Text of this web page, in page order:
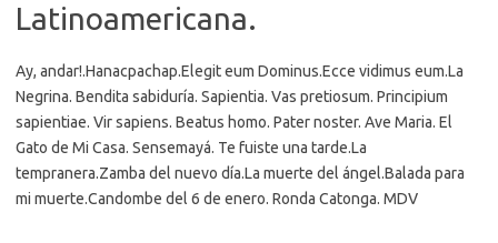
Latinoamericana.
Ay, andar!.Hanacpachap.Elegit eum Dominus.Ecce vidimus eum.La
Negrina. Bendita sabiduría. Sapientia. Vas pretiosum. Principium
sapientiae. Vir sapiens. Beatus homo. Pater noster. Ave Maria. El
Gato de Mi Casa. Sensemayá. Te fuiste una tarde.La
tempranera.Zamba del nuevo día.La muerte del ángel.Balada para
mi muerte.Candombe del 6 de enero. Ronda Catonga. MDV